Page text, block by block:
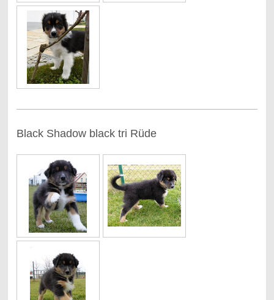
Black Shadow black tri Rüde